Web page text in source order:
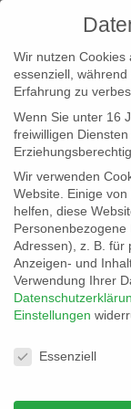
Wir nutzen Cookies
essenziell,
Erfahrung zu
Wenn Sie unter 16
freiwilligen
Wir verwenden
Website. Einige
helfen, diese
Adressen), z. B. für
Anzeigen- und
Verwendung Ihrer
Einstellungen
Essenziell